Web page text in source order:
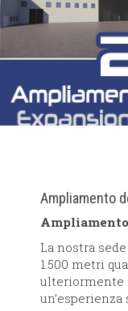
Ampliamento
La nostra
1.500 metri
ulteriormente